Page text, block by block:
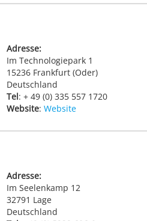
Adresse:
Im Technologiepark 1
15236 Frankfurt (Oder)
Deutschland
Tel: + 49 (0) 335 557 1720
Website: Website
Adresse:
Im Seelenkamp 12
32791 Lage
Deutschland